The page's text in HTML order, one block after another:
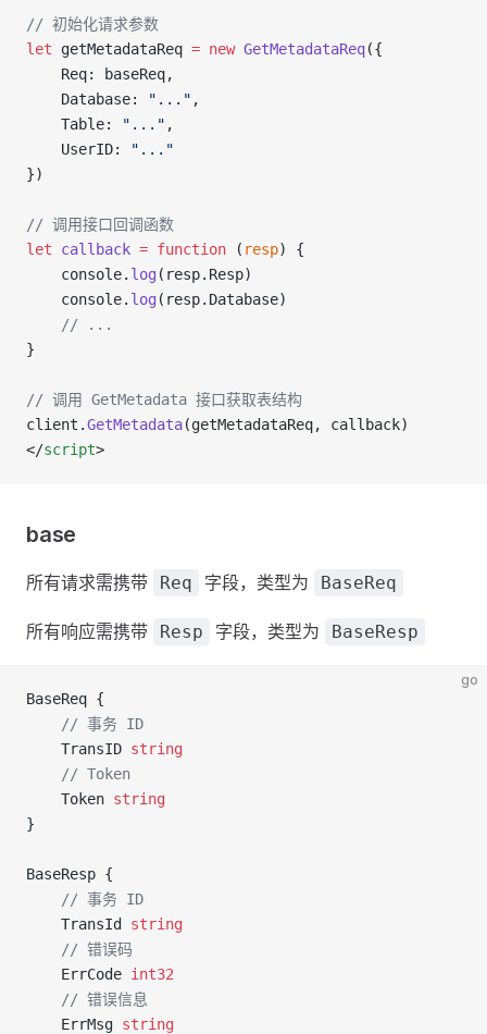
// 初始化请求参数
let getMetadataReq = new GetMetadataReq({
	Req: baseReq,
	Database:
"..." ,
	Table:
"..." ,
	UserID:
"..."
})
// 调用接口回调函数
let callback = function ( resp) {
	console.
log (resp.Resp)
	console.
log (resp.Database)
	// ...
}
// 调用 GetMetadata 接口获取表结构
client.GetMetadata(getMetadataReq, callback)
</script>
base
所有请求需携带 Req 字段，类型为 BaseReq
所有响应需携带 Resp 字段，类型为 BaseResp
go
BaseReq {
	// 事务 ID
	TransID
string
	// Token
	Token
string
}
BaseResp {
	// 事务 ID
	TransId
string
	// 错误码
	ErrCode
int32
	// 错误信息
	ErrMsg
string